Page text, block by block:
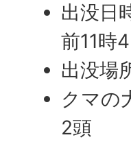
出没日
前11時
出没場
クマの
2頭